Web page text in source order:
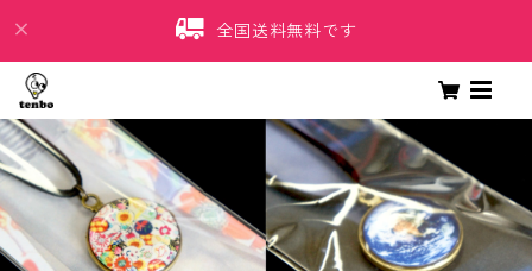
全国送料無料です